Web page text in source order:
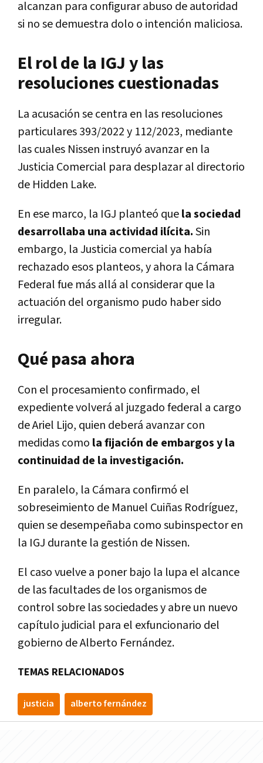
alcanzan para configurar abuso de autoridad
si no se demuestra dolo o intención maliciosa.
El rol de la IGJ y las
resoluciones cuestionadas
La acusación se centra en las resoluciones
particulares 393/2022 y 112/2023, mediante
las cuales Nissen instruyó avanzar en la
Justicia Comercial para desplazar al directorio
de Hidden Lake.
En ese marco, la IGJ planteó quela sociedad
desarrollaba una actividad ilícita.Sin
embargo, la Justicia comercial ya había
rechazado esos planteos, y ahora la Cámara
Federal fue más allá al considerar que la
actuación del organismo pudo haber sido
irregular.
Qué pasa ahora
Con el procesamiento confirmado, el
expediente volverá al juzgado federal a cargo
deAriel Lijo, quien deberá avanzar con
medidas como la fijación de embargos y la
continuidad de la investigación.
En paralelo, la Cámara confirmó el
sobreseimiento de Manuel Cuiñas Rodríguez,
quien se desempeñaba como subinspector en
la IGJ durante la gestión de Nissen.
El caso vuelve a poner bajo la lupa el alcance
de las facultades de los organismos de
control sobre las sociedades y abre un nuevo
capítulo judicial para el exfuncionario del
gobierno de Alberto Fernández.
TEMAS RELACIONADOS
justicia alberto fernández